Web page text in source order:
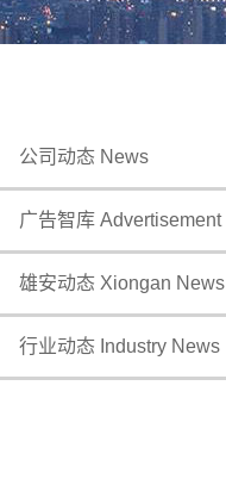
公司动态 News
广告智库 Advertisement
雄安动态 Xiongan News
行业动态 Industry News